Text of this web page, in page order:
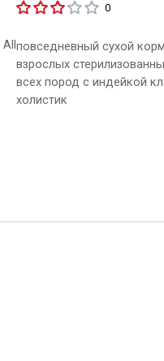
0
повседневный сухой
взрослых
всех пород с индейкой
холистик